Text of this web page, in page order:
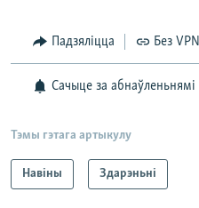
Падзяліцца Без VPN
Сачыце за абнаўленьнямі
Тэмы гэтага артыкулу
Навіны Здарэньні